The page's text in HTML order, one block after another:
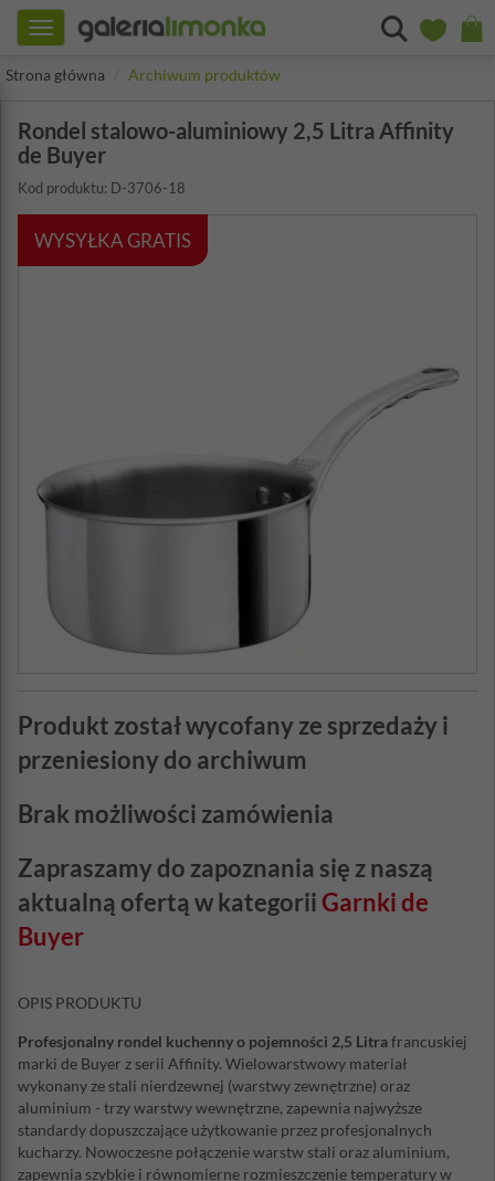
Toggle
navigation
Strona główna
Archiwum produktów
Rondel stalowo-aluminiowy 2,5 Litra Affinity
de Buyer
Kod produktu: D-3706-18
WYSYŁKA GRATIS
Produkt został wycofany ze sprzedaży i
przeniesiony do archiwum
Brak możliwości zamówienia
Zapraszamy do zapoznania się z naszą
aktualną ofertą w kategoriiGarnki de
Buyer
OPIS PRODUKTU
Profesjonalny rondel kuchenny o pojemności 2,5 Litrafrancuskiej
marki de Buyer z serii Affinity. Wielowarstwowy materiał
wykonany ze stali nierdzewnej (warstwy zewnętrzne) oraz
aluminium - trzy warstwy wewnętrzne, zapewnia najwyższe
standardy dopuszczające użytkowanie przez profesjonalnych
kucharzy. Nowoczesne połączenie warstw stali oraz aluminium,
zapewnia szybkie i równomierne rozmieszczenie temperatury w